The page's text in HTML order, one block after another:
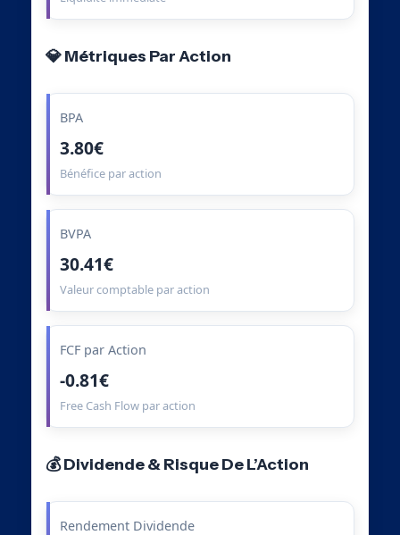
💎 Métriques Par Action
BPA
3.80€
Bénéfice par action
BVPA
30.41€
Valeur comptable par action
FCF par Action
-0.81€
Free Cash Flow par action
💰 Dividende & Risque De L’Action
Rendement Dividende